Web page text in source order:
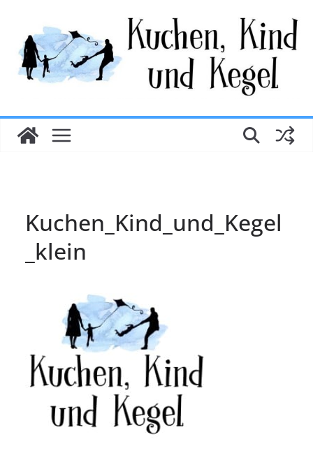
springen
Kuchen_Kind_und_Kegel
_klein